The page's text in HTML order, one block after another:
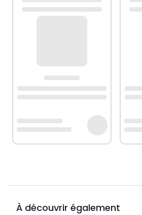
À découvrir également